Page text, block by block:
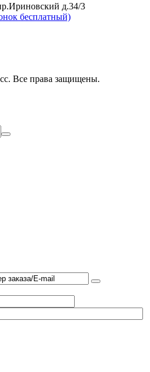
д.34/3
бесплатный)
Все права защищены.